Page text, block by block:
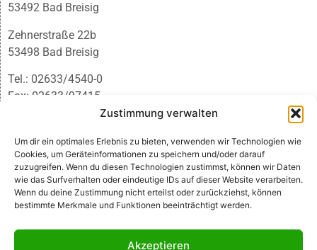
Zustimmung verwalten
Um dir ein optimales Erlebnis zu bieten, verwenden wir Technologien wie
Cookies, um Geräteinformationen zu speichern und/oder darauf
zuzugreifen. Wenn du diesen Technologien zustimmst, können wir Daten
wie das Surfverhalten oder eindeutige IDs auf dieser Website verarbeiten.
Wenn du deine Zustimmung nicht erteilst oder zurückziehst, können
bestimmte Merkmale und Funktionen beeinträchtigt werden.
Akzeptieren
53492 Bad Breisig
Zehnerstraße 22b
53498 Bad Breisig
Tel.: 02633/4540-0
Fax: 02633/97415
infobb@blmedien.de